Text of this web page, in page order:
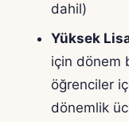
dahil)
Yüksek
için dönem
öğrenciler
dönemlik